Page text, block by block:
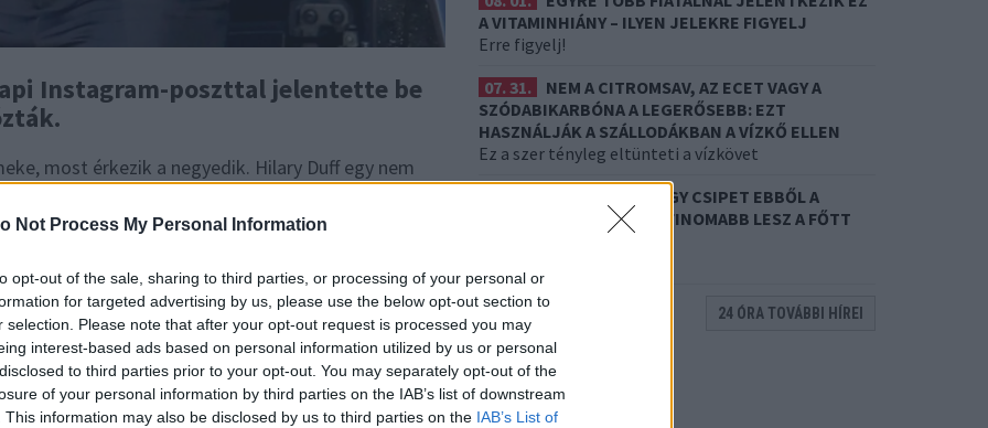
Not Process My Personal Information
opt-out of the sale, sharing to third parties, or processing of your personal or
for targeted advertising by us, please use the below opt-out section to
selection. Please note that after your opt-out request is processed you may
interest-based ads based on personal information utilized by us or personal
to third parties prior to your opt-out. You may separately opt-out of the
of your personal information by third parties on the IAB’s list of downstream
This information may also be disclosed by us to third parties on the IAB’s List of
Instagram-poszttal jelentette be
most érkezik a negyedik. Hilary Duff egy nem
a családja.Férjével, Matthew Koma-val a
a korábbi kapcsolatából van egy 11 éves
A VITAMINHIÁNY – ILYEN JELEKRE FIGYELJ
Erre figyelj!
07. 31.
NEM A CITROMSAV, AZ ECET VAGY A
SZÓDABIKARBÓNA A LEGERŐSEBB: EZT
HASZNÁLJÁK A SZÁLLODÁKBAN A VÍZKŐ ELLEN
Ez a szer tényleg eltünteti a vízkövet
HAGYD A SÓT: EGY CSIPET EBBŐL A
FŐZŐVÍZBE, ÉS SOKKAL FINOMABB LESZ A FŐTT
24 ÓRA TOVÁBBI HÍREI